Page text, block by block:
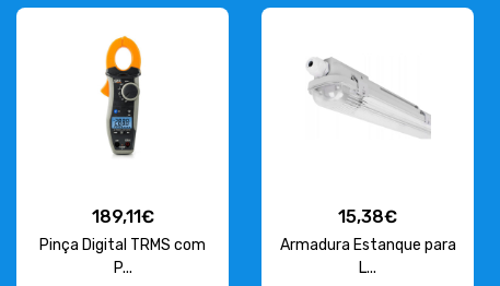
189,11€
Pinça Digital TRMS com
P...
15,38€
Armadura Estanque para
L...